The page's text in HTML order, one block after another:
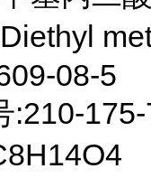
08-5
:210-